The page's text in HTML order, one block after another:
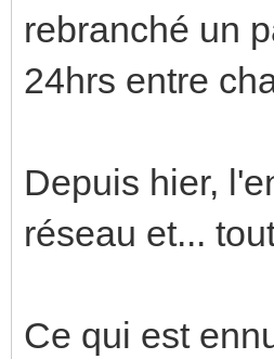
rebranché un
24hrs entre
Depuis hier,
réseau et...
Ce qui est